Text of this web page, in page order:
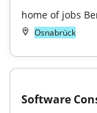
home of jobs
Osnabrück
Software